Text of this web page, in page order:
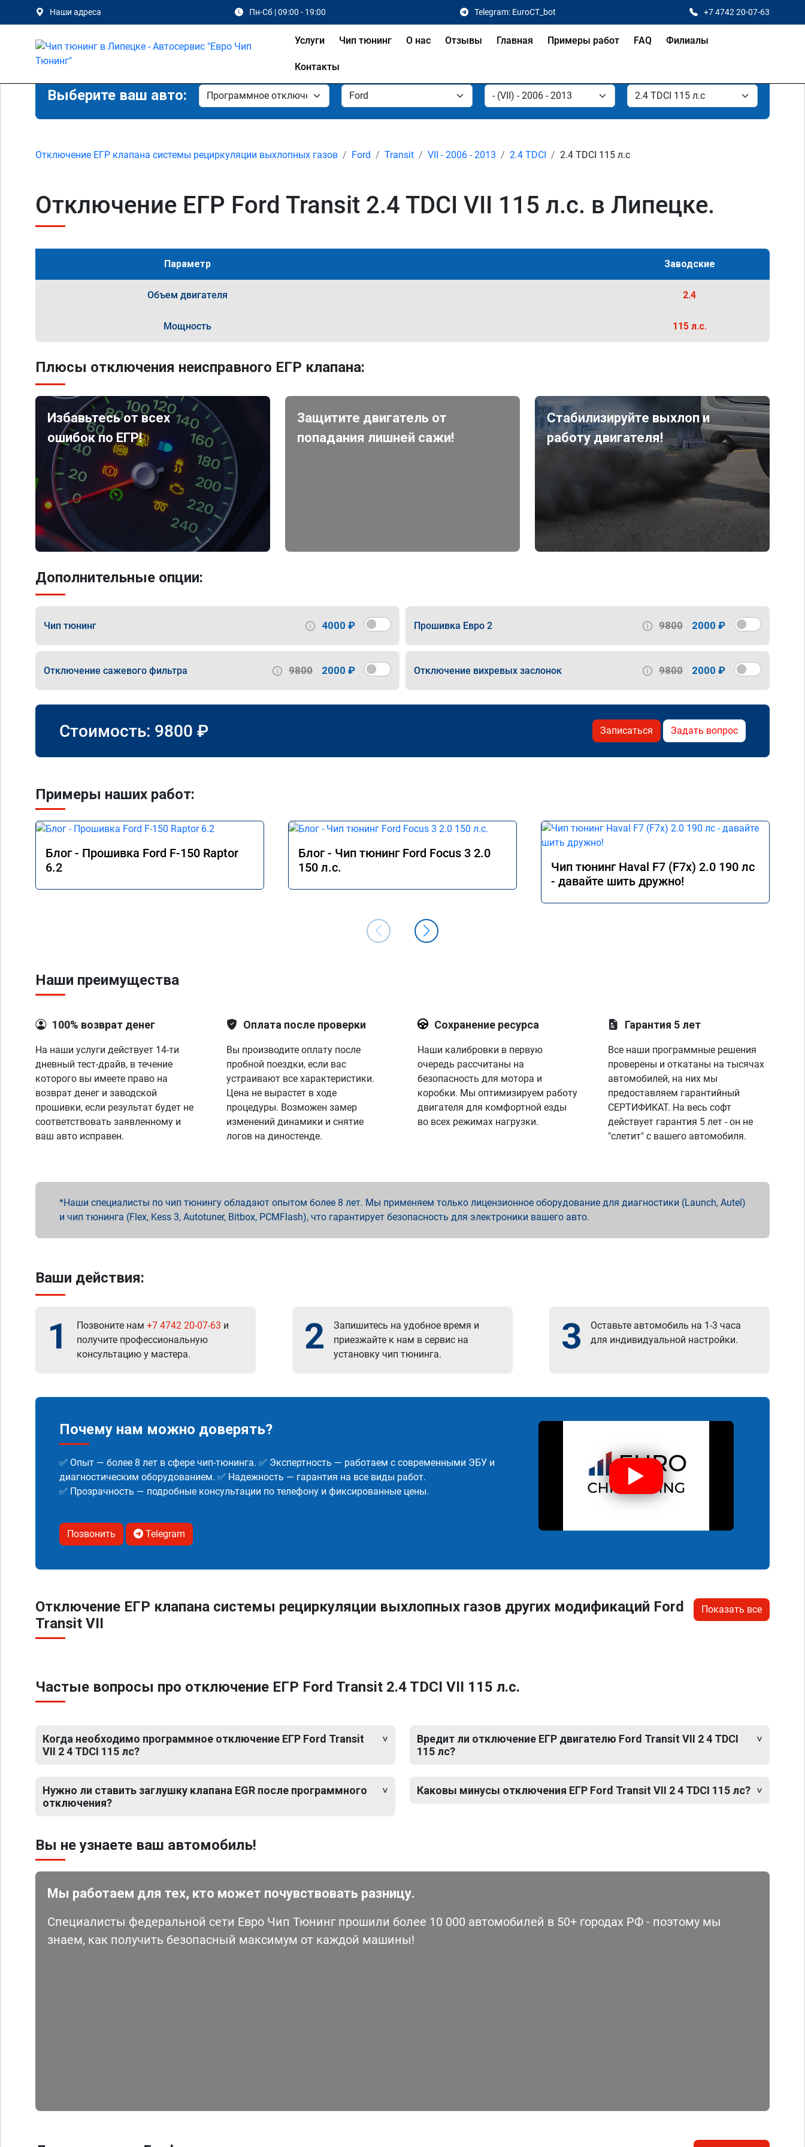
Наши адреса Пн-Сб | 09:00 - 19:00 Telegram: EuroCT_bot +7 4742 20-07-63
Услуги Чип тюнинг О нас Отзывы Главная Примеры работ FAQ Филиалы
Контакты
Выберите ваш авто:
Отключение ЕГР клапана системы рециркуляции выхлопных газов Ford Transit VII - 2006 - 2013 2.4 TDCI 2.4 TDCI 115 л.с
Отключение ЕГР Ford Transit 2.4 TDCI VII 115 л.с. в Липецке.
Параметр Заводские
Объем двигателя 2.4
Мощность 115 л.с.
Плюсы отключения неисправного ЕГР клапана:
Избавьтесь от всех
ошибок по ЕГР!
Защитите двигатель от
попадания лишней сажи!
Стабилизируйте выхлоп и
работу двигателя!
Дополнительные опции:
Чип тюнинг 4000 ₽ Прошивка Евро 2 9800 2000 ₽
Отключение сажевого фильтра 9800 2000 ₽ Отключение вихревых заслонок 9800 2000 ₽
Стоимость: 9800 ₽ Записаться Задать вопрос
Примеры наших работ:
Блог - Прошивка Ford F-150 Raptor
6.2
Блог - Чип тюнинг Ford Focus 3 2.0
150 л.с.
Чип тюнинг Haval F7 (F7x) 2.0 190 лс
- давайте шить дружно!
Наши преимущества
100% возврат денег
На наши услуги действует 14-ти
дневный тест-драйв, в течение
которого вы имеете право на
возврат денег и заводской
прошивки, если результат будет не
соответствовать заявленному и
ваш авто исправен.
Оплата после проверки
Вы производите оплату после
пробной поездки, если вас
устраивают все характеристики.
Цена не вырастет в ходе
процедуры. Возможен замер
изменений динамики и снятие
логов на диностенде.
Сохранение ресурса
Наши калибровки в первую
очередь рассчитаны на
безопасность для мотора и
коробки. Мы оптимизируем работу
двигателя для комфортной езды
во всех режимах нагрузки.
Гарантия 5 лет
Все наши программные решения
проверены и откатаны на тысячах
автомобилей, на них мы
предоставляем гарантийный
СЕРТИФИКАТ. На весь софт
действует гарантия 5 лет - он не
"слетит" с вашего автомобиля.
Наши специалисты по чип тюнингу обладают опытом более 8 лет. Мы применяем только лицензионное оборудование для диагностики (Launch, Autel)
и чип тюнинга (Flex, Kess 3, Autotuner, Bitbox, PCMFlash), что гарантирует безопасность для электроники вашего авто.
Ваши действия:
1 Позвоните нам +7 4742 20-07-63 и
получите профессиональную
консультацию у мастера.
2
Запишитесь на удобное время и
приезжайте к нам в сервис на
установку чип тюнинга.
3
Оставьте автомобиль на 1-3 часа
для индивидуальной настройки.
Почему нам можно доверять?
✅ Опыт — более 8 лет в сфере чип-тюнинга. ✅ Экспертность — работаем с современными ЭБУ и
диагностическим оборудованием. ✅ Надежность — гарантия на все виды работ.
✅ Прозрачность — подробные консультации по телефону и фиксированные цены.
Позвонить Telegram
Отключение ЕГР клапана системы рециркуляции выхлопных газов других модификаций Ford
Transit VII
Показать все
Частые вопросы про отключение ЕГР Ford Transit 2.4 TDCI VII 115 л.с.
Когда необходимо программное отключение ЕГР Ford Transit
VII 2 4 TDCI 115 лс?
Нужно ли ставить заглушку клапана EGR после программного
отключения?
Вредит ли отключение ЕГР двигателю Ford Transit VII 2 4 TDCI
115 лс?
Каковы минусы отключения ЕГР Ford Transit VII 2 4 TDCI 115 лс?
Вы не узнаете ваш автомобиль!
Мы работаем для тех, кто может почувствовать разницу.
Специалисты федеральной сети Евро Чип Тюнинг прошили более 10 000 автомобилей в 50+ городах РФ - поэтому мы
знаем, как получить безопасный максимум от каждой машины!